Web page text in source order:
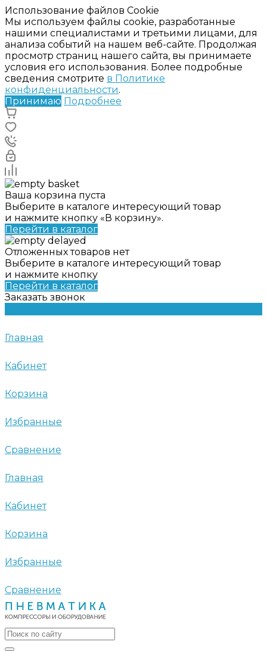
Использование файлов Cookie
Мы используем файлы cookie, разработанные
нашими специалистами и третьими лицами, для
анализа событий на нашем веб-сайте. Продолжая
просмотр страниц нашего сайта, вы принимаете
условия его использования. Более подробные
сведения смотрите в Политике
конфиденциальности.
Принимаю Подробнее
Ваша корзина пуста
Выберите в каталоге интересующий товар
и нажмите кнопку «В корзину».
Перейти в каталог
Отложенных товаров нет
Выберите в каталоге интересующий товар
и нажмите кнопку
Перейти в каталог
Заказать звонок
Главная
Кабинет
Корзина
Избранные
Сравнение
Главная
Кабинет
Корзина
Избранные
Сравнение